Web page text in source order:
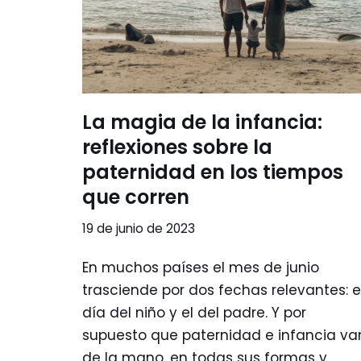
La magia de la infancia:
reflexiones sobre la
paternidad en los tiempos
que corren
19 de junio de 2023
En muchos países el mes de junio
trasciende por dos fechas relevantes:
día del niño y el del padre. Y por
supuesto que paternidad e infancia